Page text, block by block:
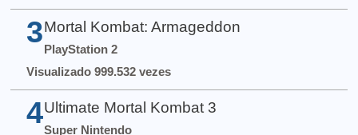
3 Mortal Kombat: Armageddon
PlayStation 2
Visualizado 999.532 vezes
4 Ultimate Mortal Kombat 3
Super Nintendo